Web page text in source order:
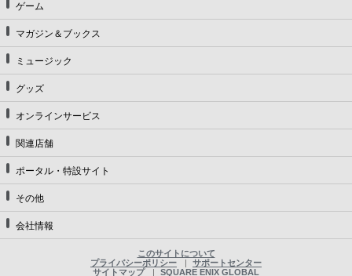
ゲーム
マガジン＆ブックス
ミュージック
グッズ
オンラインサービス
関連店舗
ポータル・特設サイト
その他
会社情報
このサイトについて
プライバシーポリシー
サポートセンター
サイトマップ
SQUARE ENIX GLOBAL